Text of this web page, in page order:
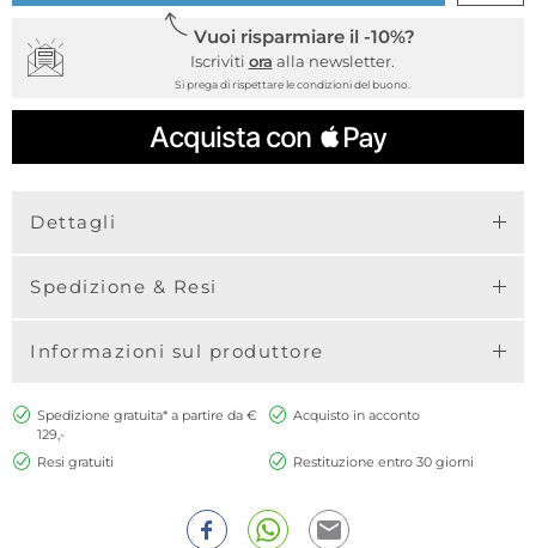
Vuoi risparmiare il -10%?
Iscriviti ora alla newsletter.
Si prega di rispettare le condizioni del buono.
Dettagli
Spedizione & Resi
Informazioni sul produttore
Spedizione gratuita* a partire da €
129,-
Acquisto in acconto
Resi gratuiti Restituzione entro 30 giorni